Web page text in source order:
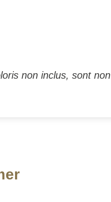
non inclus, sont non